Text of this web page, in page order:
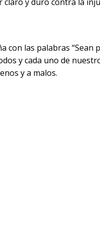
con las palabras
y cada uno de
y a malos.